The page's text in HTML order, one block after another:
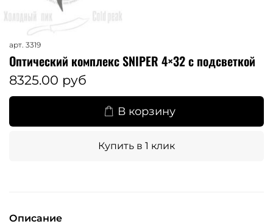
арт. 3319
Оптический комплекс SNIPER 4×32 c подсветкой
8325.00 руб
В корзину
Купить в 1 клик
Описание